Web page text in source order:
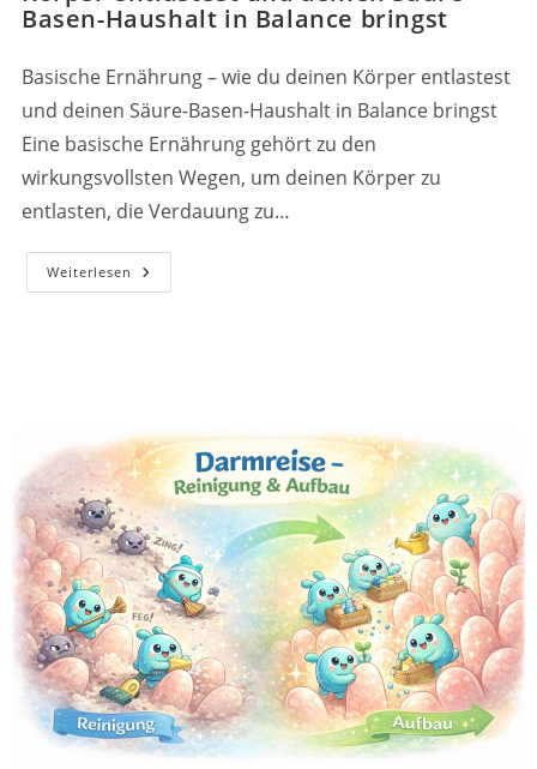
Basen-Haushalt in Balance bringst
Basische Ernährung – wie du deinen Körper entlastest
und deinen Säure-Basen-Haushalt in Balance bringst
Eine basische Ernährung gehört zu den
wirkungsvollsten Wegen, um deinen Körper zu
entlasten, die Verdauung zu…
Weiterlesen Basische
Ernährung
Säure-
Basen-
Haushalt
In
Balance
Bringst